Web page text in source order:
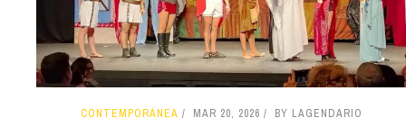
CONTEMPORÁNEA MAR 20, 2026 BY LAGENDARIO